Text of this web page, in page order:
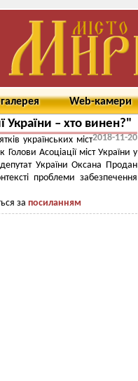
Web-камери
– хто винен?"
2018-11-20
українських міст
Асоціації міст України у
України Оксана Продан
проблеми забезпечення
за посиланням